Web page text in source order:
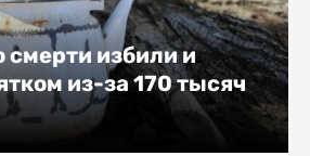
избили и
из-за 170 тысяч